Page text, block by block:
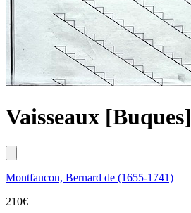
Vaisseaux [Buques]
Montfaucon, Bernard de (1655-1741)
210€